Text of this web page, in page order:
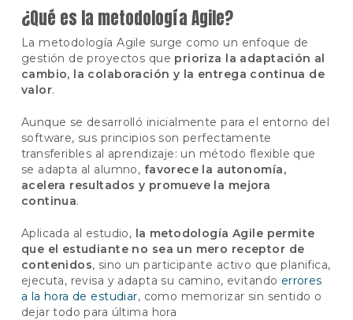
¿Qué es la metodología Agile?
La metodología Agile surge como un enfoque de
gestión de proyectos que prioriza la adaptación al
cambio, la colaboración y la entrega continua de
valor.
Aunque se desarrolló inicialmente para el entorno del
software, sus principios son perfectamente
transferibles al aprendizaje: un método flexible que
se adapta al alumno, favorece la autonomía,
acelera resultados y promueve la mejora
continua.
Aplicada al estudio, la metodología Agile permite
que el estudiante no sea un mero receptor de
contenidos, sino un participante activo que planifica,
ejecuta, revisa y adapta su camino, evitando errores
a la hora de estudiar, como memorizar sin sentido o
dejar todo para última hora